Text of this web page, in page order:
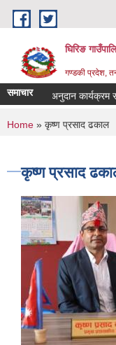
Skip to main content
घिरिङ
गण्डकी प्रदेश,
समाचार
आधारित अनुदान कार्यक्रम
You are here
Home » कृष्ण प्रसाद ढकाल
कृष्ण प्रसाद